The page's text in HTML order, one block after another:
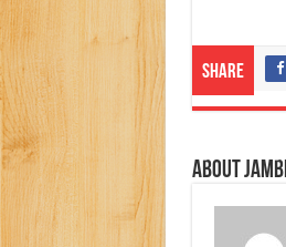
Share
About